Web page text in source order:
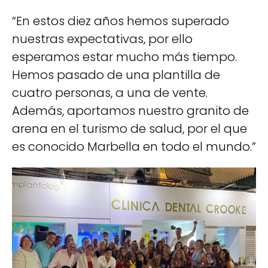
“En estos diez años hemos superado
nuestras expectativas, por ello
esperamos estar mucho más tiempo.
Hemos pasado de una plantilla de
cuatro personas, a una de vente.
Además, aportamos nuestro granito de
arena en el turismo de salud, por el que
es conocido Marbella en todo el mundo.”